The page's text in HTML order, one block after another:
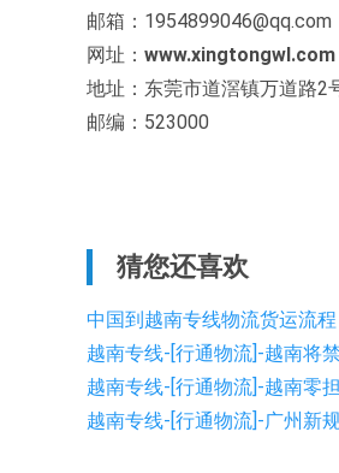
邮箱：1954899046@qq.com
网址： www.xingtongwl.com
地址：东莞市道滘镇万道路2
邮编：523000
猜您还喜欢
中国到越南专线物流货运流程
越南专线-[行通物流]-越南将
越南专线-[行通物流]-越南零
越南专线-[行通物流]-广州新